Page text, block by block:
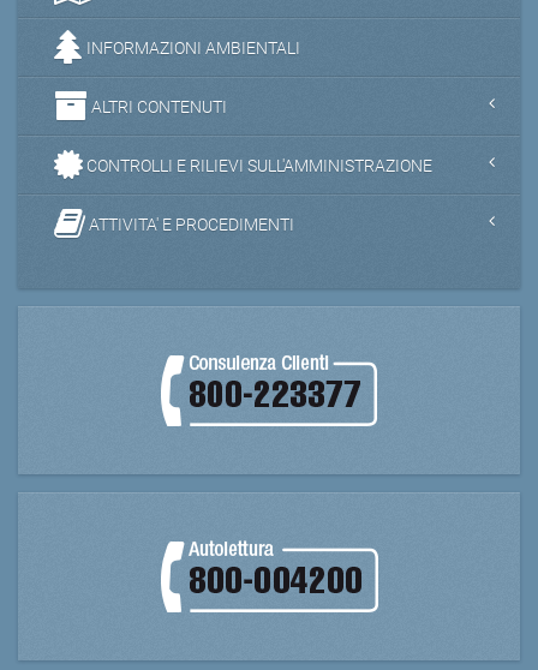
INFORMAZIONI AMBIENTALI
ALTRI CONTENUTI
CONTROLLI E RILIEVI SULL'AMMINISTRAZIONE
ATTIVITA' E PROCEDIMENTI